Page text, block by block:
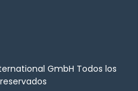
GmbH Todos los